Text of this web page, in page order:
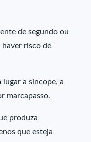
de segundo ou
risco de
lugar a síncope, a
marcapasso.
produza
que esteja